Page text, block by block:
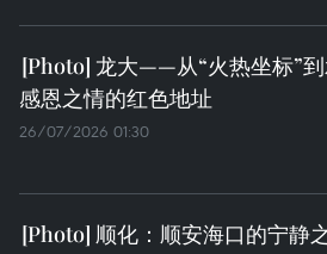
龙大——从“火热坐标”
感恩之情的红色地址
26/07/2026 01:30
顺化：顺安海口的宁静